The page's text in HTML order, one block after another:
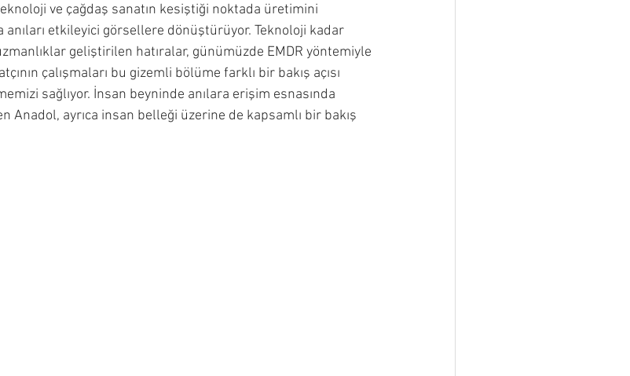
ve çağdaş sanatın kesiştiği noktada üretimini
etkileyici görsellere dönüştürüyor. Teknoloji kadar
geliştirilen hatıralar, günümüzde EMDR yöntemiyle
çalışmaları bu gizemli bölüme farklı bir bakış açısı
sağlıyor. İnsan beyninde anılara erişim esnasında
Anadol, ayrıca insan belleği üzerine de kapsamlı bir bakış